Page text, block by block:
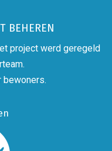
BEHEREN
project werd geregeld
bewoners.